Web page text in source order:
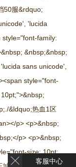
50服&rdquo;
'lucida
family:
&nbsp;&nbsp;
sans unicode',
style="font-
&ldquo;热血1区
p> <p>&nbsp;
p> <p>&nbsp;
size: 10pt;
客服中心